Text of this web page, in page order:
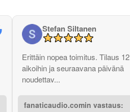
Stefan Siltanen
Erittäin nopea toimitus. Tilaus 12
aikoihin ja seuraavana päivänä
noudettav...
fanaticaudio.comin vastaus: